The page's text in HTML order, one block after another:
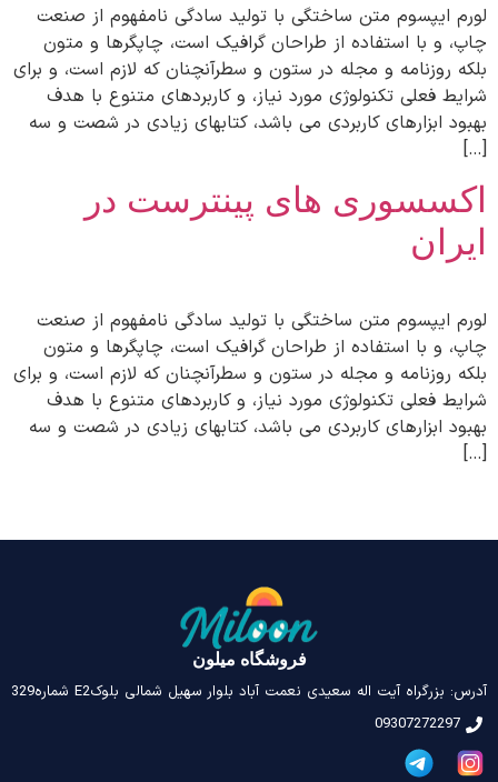
لورم ایپسوم متن ساختگی با تولید سادگی نامفهوم از صنعت
چاپ، و با استفاده از طراحان گرافیک است، چاپگرها و متون
بلکه روزنامه و مجله در ستون و سطرآنچنان که لازم است، و برای
شرایط فعلی تکنولوژی مورد نیاز، و کاربردهای متنوع با هدف
بهبود ابزارهای کاربردی می باشد، کتابهای زیادی در شصت و سه
[…]
اکسسوری های پینترست در
ایران
لورم ایپسوم متن ساختگی با تولید سادگی نامفهوم از صنعت
چاپ، و با استفاده از طراحان گرافیک است، چاپگرها و متون
بلکه روزنامه و مجله در ستون و سطرآنچنان که لازم است، و برای
شرایط فعلی تکنولوژی مورد نیاز، و کاربردهای متنوع با هدف
بهبود ابزارهای کاربردی می باشد، کتابهای زیادی در شصت و سه
[…]
آدرس: بزرگراه آیت اله سعیدی نعمت آباد بلوار سهیل شمالی بلوکE2 شماره329
09307272297
فروشگاه میلون